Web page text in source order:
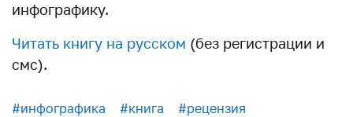
инфографику.
Читать книгу на русском (без регистрации и
смс).
#инфографика #книга #рецензия